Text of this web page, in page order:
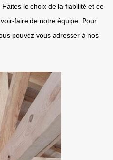
le choix de la fiabilité et de
faire de notre équipe. Pour
pouvez vous adresser à nos